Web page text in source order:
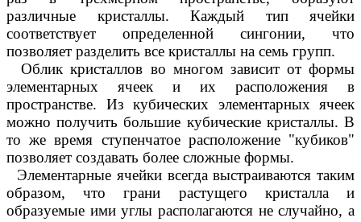
различные кристаллы. Каждый тип ячейки
соответствует определенной сингонии, что
позволяет разделить все кристаллы на семь групп.
Облик кристаллов во многом зависит от формы
элементарных ячеек и их расположения в
пространстве. Из кубических элементарных ячеек
можно получить большие кубические кристаллы. В
то же время ступенчатое расположение "кубиков"
позволяет создавать более сложные формы.
Элементарные ячейки всегда выстраиваются таким
образом, что грани растущего кристалла и
образуемые ими углы располагаются не случайно, а